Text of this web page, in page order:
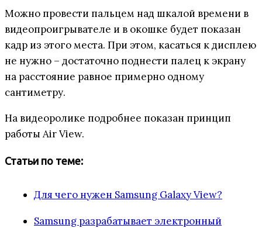
Можно провести пальцем над шкалой времени в
видеопроигрывателе и в окошке будет показан
кадр из этого места. При этом, касаться к дисплею
не нужно – достаточно поднести палец к экрану
на расстояние равное примерно одному
сантиметру.
На видеоролике подробнее показан принцип
работы Air View.
Статьи по теме:
Для чего нужен Samsung Galaxy View?
Samsung разрабатывает электронный